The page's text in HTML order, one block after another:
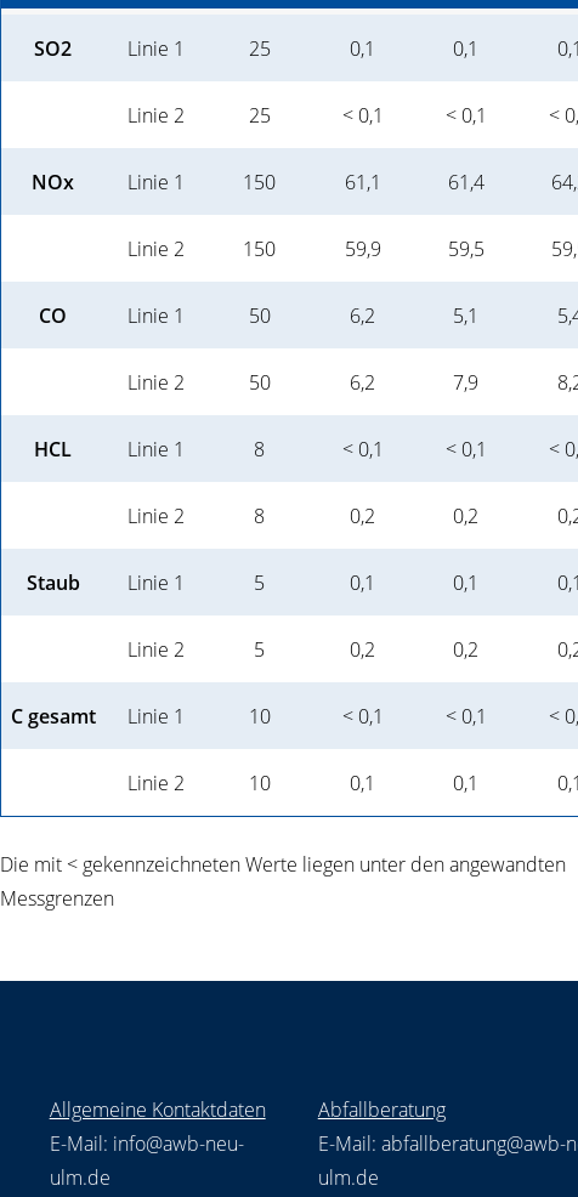
SO2 Linie 1 25 0,1 0,1 0,1
Linie 2 25 < 0,1 < 0,1 <
NOx Linie 1 150 61,1 61,4
Linie 2 150 59,9 59,5
CO Linie 1 50 6,2 5,1
Linie 2 50 6,2 7,9
HCL Linie 1 8 < 0,1 < 0,1 <
Linie 2 8 0,2 0,2
Staub Linie 1 5 0,1 0,1 0,1
Linie 2 5 0,2 0,2
C gesamt Linie 1 10 < 0,1 < 0,1 <
Linie 2 10 0,1 0,1 0,1
Die mit < gekennzeichneten Werte liegen unter den angewandten
Messgrenzen
Allgemeine Kontaktdaten
E-Mail: info@awb-neu-
ulm.de
Abfallberatung
E-Mail: abfallberatung@awb-
ulm.de